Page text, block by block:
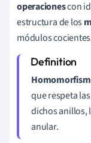
operacionescon
estructura de los
módulos
que respeta
dichos anillos,
anular.